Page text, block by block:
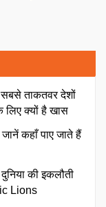
ताकतवर देशों
क्यों है खास
कहाँ पाए जाते हैं
की इकलौती
Lions